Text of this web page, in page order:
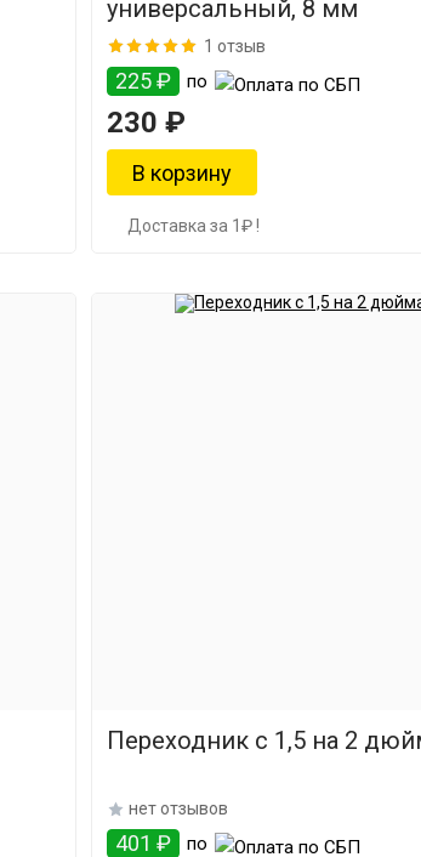
универсальный, 8 мм
1 отзыв
225 ₽ по
230 ₽
Доставка за 1₽ !
Переходник с 1,5 на 2
нет отзывов
401 ₽ по